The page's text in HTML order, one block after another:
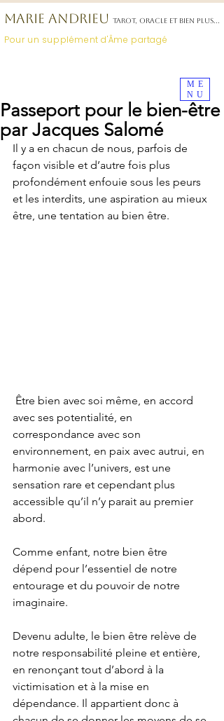
ME
NU
MARIE ANDRIEU TAROT, ORACLE ET BIEN PLUS...
Pour un supplément d'Âme partagé
Passeport pour le bien-être
par Jacques Salomé
Il y a en chacun de nous, parfois de
façon visible et d’autre fois plus
profondément enfouie sous les peurs
et les interdits, une aspiration au mieux
être, une tentation au bien être.
avec ses potentialité, en
correspondance avec son
environnement, en paix avec autrui, en
harmonie avec l’univers, est une
sensation rare et cependant plus
accessible qu’il n’y parait au premier
abord.
Comme enfant, notre bien être
dépend pour l’essentiel de notre
entourage et du pouvoir de notre
imaginaire.
Devenu adulte, le bien être relève de
notre responsabilité pleine et entière,
en renonçant tout d’abord à la
victimisation et à la mise en
dépendance. Il appartient donc à